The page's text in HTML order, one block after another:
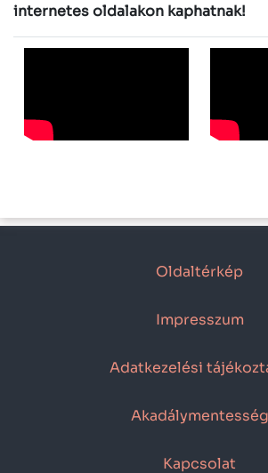
internetes oldalakon kaphatnak!
Oldaltérkép
Impresszum
Adatkezelési
Akadálymentesség
Kapcsolat